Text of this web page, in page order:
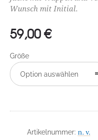
Wunsch mit Initial.
59,00€
Größe
Option auswählen
Artikelnummer: n. v.